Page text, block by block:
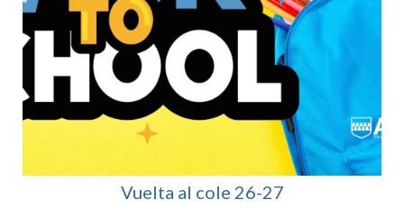
Vuelta al cole 26-27